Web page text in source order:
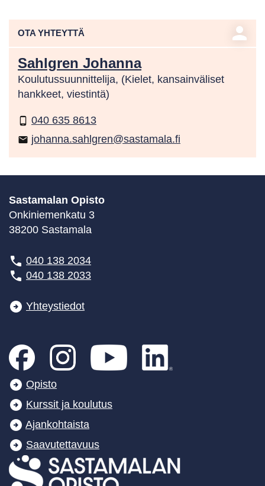
OTA YHTEYTTÄ person
Sahlgren Johanna
Koulutussuunnittelija, (Kielet, kansainväliset
hankkeet, viestintä)
phone_android 040 635 8613
email johanna.sahlgren@sastamala.fi
Sastamalan Opisto
Onkiniemenkatu 3
38200 Sastamala
040 138 2034
040 138 2033
Yhteystiedot
Opisto
Kurssit ja koulutus
Ajankohtaista
Saavutettavuus